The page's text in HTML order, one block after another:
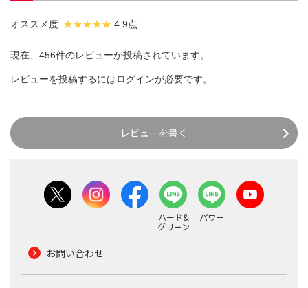
オススメ度 4.9点
現在、456件のレビューが投稿されています。
レビューを投稿するにはログインが必要です。
レビューを書く
ハード&
グリーン
パワー
お問い合わせ